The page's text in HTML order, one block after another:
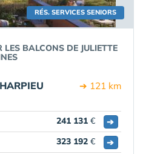
RÉS. SERVICES SENIORS
LES BALCONS DE JULIETTE
➔ 121 km
241 131 €
➔
323 192 € ➔